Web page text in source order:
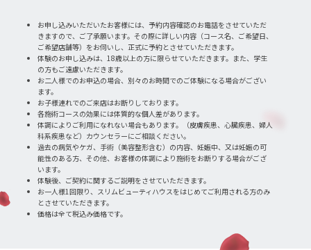
お申し込みいただいたお客様には、予約内容確認のお電話をさせていただ
きますので、ご了承願います。その際に詳しい内容（コース名、ご希望日、
ご希望店舗等）をお伺いし、正式に予約とさせていただきます。
体験のお申し込みは、18歳以上の方に限らせていただきます。また、学生
の方もご遠慮いただきます。
お二人様でのお申込の場合、別々のお時間でのご体験になる場合がござい
ます。
お子様連れでのご来店はお断りしております。
各施術コースの効果には体質的な個人差があります。
体調によりご利用になれない場合もあります。（皮膚疾患、心臓疾患、婦人
科系疾患など）カウンセラーにご相談ください。
過去の病気やケガ、手術（美容整形含む）の内容、妊娠中、又は妊娠の可
能性のある方、その他、お客様の体調により施術をお断りする場合がござ
います。
体験後、ご契約に関するご説明をさせていただきます。
お一人様1回限り、スリムビューティハウスをはじめてご利用される方のみ
とさせていただきます。
価格は全て税込み価格です。